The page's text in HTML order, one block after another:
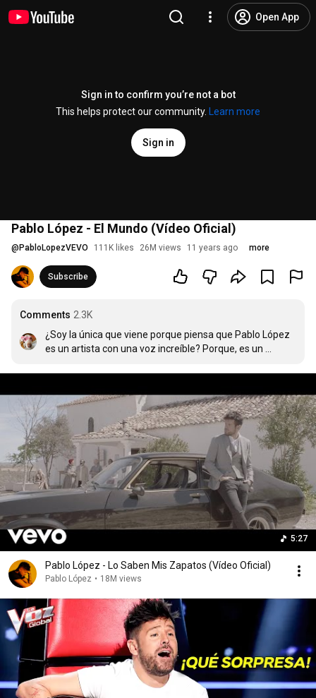
Open App
Sign in to confirm you’re not a bot
This helps protect our community.
Learn more
Sign in
Pablo López - El Mundo (Vídeo Oficial)
@ PabloLopezVEVO 111K likes 26M views 11 years ago more
Subscribe
Comments 2.3K
¿Soy la única que viene porque piensa que Pablo López
es un artista con una voz increíble? Porque, es un
que tiene.
5:27
Pablo López - Lo Saben Mis Zapatos (Vídeo Oficial)
Pablo López • 18M views